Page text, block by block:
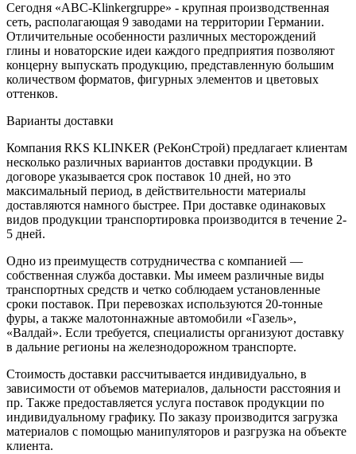
Сегодня «ABC-Klinkergruppe» - крупная производственная
сеть, располагающая 9 заводами на территории Германии.
Отличительные особенности различных месторождений
глины и новаторские идеи каждого предприятия позволяют
концерну выпускать продукцию, представленную большим
количеством форматов, фигурных элементов и цветовых
оттенков.
Варианты доставки
Компания RKS KLINKER (РеКонСтрой) предлагает клиентам
несколько различных вариантов доставки продукции. В
договоре указывается срок поставок 10 дней, но это
максимальный период, в действительности материалы
доставляются намного быстрее. При доставке одинаковых
видов продукции транспортировка производится в течение 2-
5 дней.
Одно из преимуществ сотрудничества с компанией —
собственная служба доставки. Мы имеем различные виды
транспортных средств и четко соблюдаем установленные
сроки поставок. При перевозках используются 20-тонные
фуры, а также малотоннажные автомобили «Газель»,
«Валдай». Если требуется, специалисты организуют доставку
в дальние регионы на железнодорожном транспорте.
Стоимость доставки рассчитывается индивидуально, в
зависимости от объемов материалов, дальности расстояния и
пр. Также предоставляется услуга поставок продукции по
индивидуальному графику. По заказу производится загрузка
материалов с помощью манипуляторов и разгрузка на объекте
клиента.